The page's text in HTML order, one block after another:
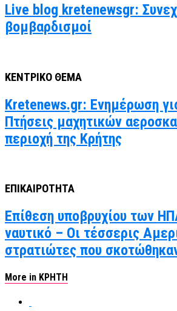
Live blog kretenewsgr:
βομβαρδισμοί
ΚΕΝΤΡΙΚΟ ΘΕΜΑ
Kretenews.gr: Ενημέρωση
Πτήσεις μαχητικών
περιοχή της Κρήτης
ΕΠΙΚΑΙΡΟΤΗΤΑ
Επίθεση υποβρυχίου των
ναυτικό – Οι τέσσερις
στρατιώτες που
More in ΚΡΗΤΗ